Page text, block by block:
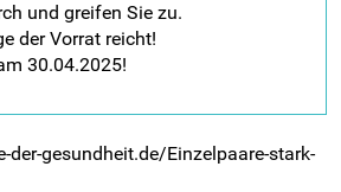
und greifen Sie zu.
der Vorrat reicht!
30.04.2025!
gesundheit.de/Einzelpaare-stark-